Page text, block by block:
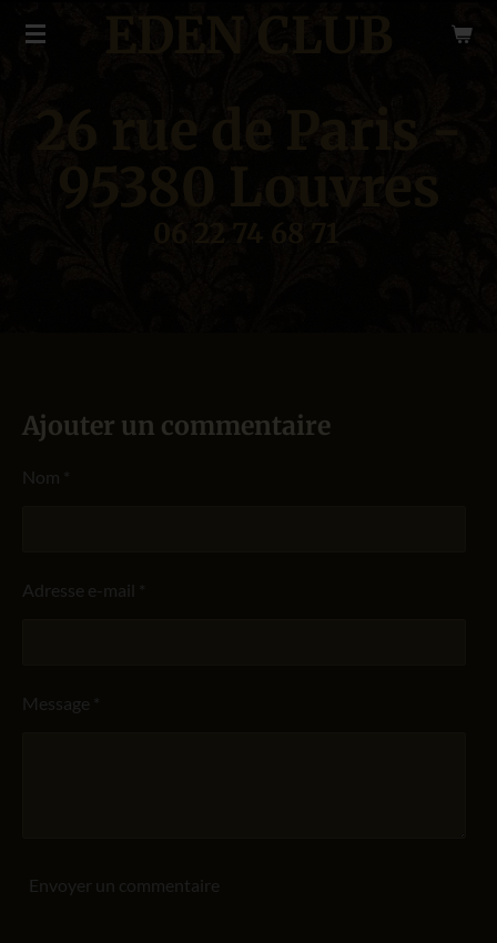
Passer
Ajouter un commentaire
Nom *
Adresse e-mail *
Message *
Envoyer un commentaire